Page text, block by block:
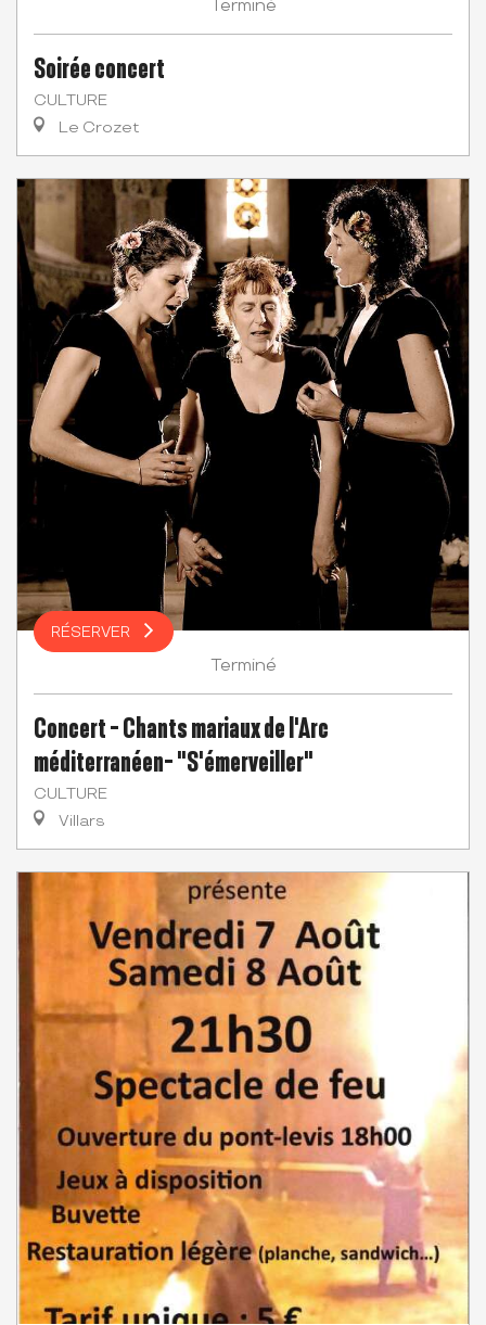
Terminé
Soirée concert
CULTURE
Le Crozet
RÉSERVER
Terminé
Concert - Chants mariaux de l'Arc
méditerranéen- "S'émerveiller"
CULTURE
Villars